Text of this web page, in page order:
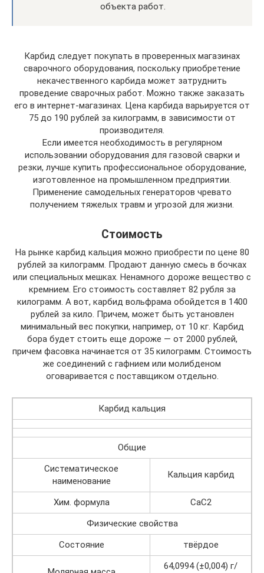
объекта работ.
Карбид следует покупать в проверенных магазинах
сварочного оборудования, поскольку приобретение
некачественного карбида может затруднить
проведение сварочных работ. Можно также заказать
его в интернет-магазинах. Цена карбида варьируется от
75 до 190 рублей за килограмм, в зависимости от
производителя.
Если имеется необходимость в регулярном
использовании оборудования для газовой сварки и
резки, лучше купить профессиональное оборудование,
изготовленное на промышленном предприятии.
Применение самодельных генераторов чревато
получением тяжелых травм и угрозой для жизни.
Стоимость
На рынке карбид кальция можно приобрести по цене 80
рублей за килограмм. Продают данную смесь в бочках
или специальных мешках. Ненамного дороже вещество с
кремнием. Его стоимость составляет 82 рубля за
килограмм. А вот, карбид вольфрама обойдется в 1400
рублей за кило. Причем, может быть установлен
минимальный вес покупки, например, от 10 кг. Карбид
бора будет стоить еще дороже — от 2000 рублей,
причем фасовка начинается от 35 килограмм. Стоимость
же соединений с гафнием или молибденом
оговаривается с поставщиком отдельно.
Карбид кальция
Общие
Систематическое
наименование
Кальция карбид
Хим. формула
CaC2
Физические свойства
Состояние
твёрдое
64,0994 (±0,004) г/